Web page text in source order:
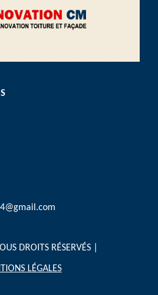
DROITS RÉSERVÉS |
LÉGALES